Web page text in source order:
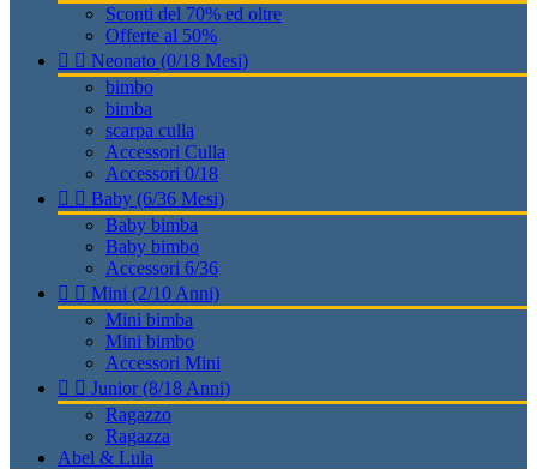
Sconti del 70% ed oltre
Offerte al 50%
  Neonato (0/18 Mesi)
bimbo
bimba
scarpa culla
Accessori Culla
Accessori 0/18
  Baby (6/36 Mesi)
Baby bimba
Baby bimbo
Accessori 6/36
  Mini (2/10 Anni)
Mini bimba
Mini bimbo
Accessori Mini
  Junior (8/18 Anni)
Ragazzo
Ragazza
Abel & Lula